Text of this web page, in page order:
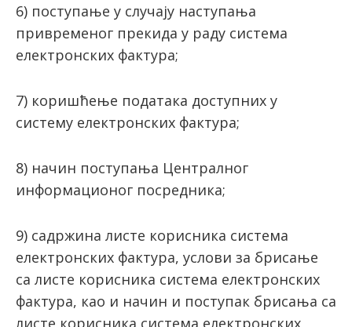
6) поступање у случају наступања
привременог прекида у раду система
електронских фактура;
7) коришћење података доступних у
систему електронских фактура;
8) начин поступања Централног
информационог посредника;
9) садржина листе корисника система
електронских фактура, услови за брисање
са листе корисника система електронских
фактура, као и начин и поступак брисања са
листе корисника система електронских